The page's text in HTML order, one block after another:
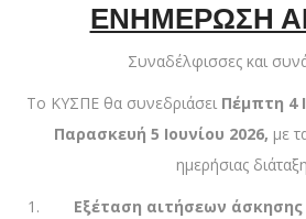
ΕΝΗΜΕΡΩΣΗ
Συναδέλφισσες και
Το ΚΥΣΠΕ θα συνεδριάσειΠέμπτη 4
Παρασκευή 5 Ιουνίου 2026, με
ημερήσιας
Εξέταση αιτήσεων άσκησης